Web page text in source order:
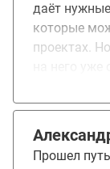
даёт
которые
проектах.
иначе будет
курса
голове:
Прошел